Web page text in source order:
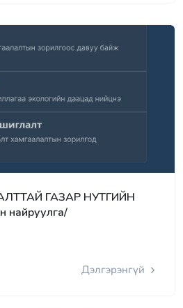
ГАЗАР НУТГИЙН
найруулга/
Дэлгэрэнгүй